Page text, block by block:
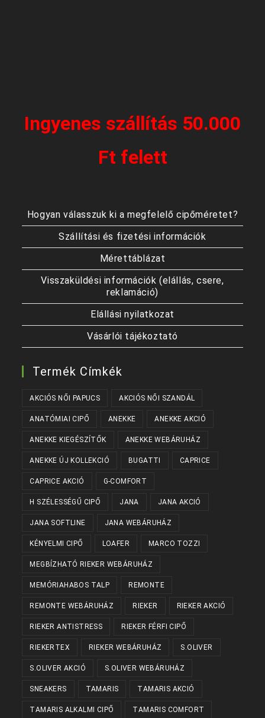
Ingyenes szállítás 50.000
Ft felett
Hogyan válasszuk ki a megfelelő cipőméretet?
Szállítási és fizetési információk
Mérettáblázat
Visszaküldési információk (elállás, csere,
reklamáció)
Elállási nyilatkozat
Vásárlói tájékoztató
Termék Címkék
AKCIÓS NŐI PAPUCS AKCIÓS NŐI SZANDÁL
ANATÓMIAI CIPŐ ANEKKE ANEKKE AKCIÓ
ANEKKE KIEGÉSZÍTŐK ANEKKE WEBÁRUHÁZ
ANEKKE ÚJ KOLLEKCIÓ BUGATTI CAPRICE
CAPRICE AKCIÓ G-COMFORT
H SZÉLESSÉGŰ CIPŐ JANA JANA AKCIÓ
JANA SOFTLINE JANA WEBÁRUHÁZ
KÉNYELMI CIPŐ LOAFER MARCO TOZZI
MEGBÍZHATÓ RIEKER WEBÁRUHÁZ
MEMÓRIAHABOS TALP REMONTE
REMONTE WEBÁRUHÁZ RIEKER RIEKER AKCIÓ
RIEKER ANTISTRESS RIEKER FÉRFI CIPŐ
RIEKERTEX RIEKER WEBÁRUHÁZ S.OLIVER
S.OLIVER AKCIÓ S.OLIVER WEBÁRUHÁZ
SNEAKERS TAMARIS TAMARIS AKCIÓ
TAMARIS ALKALMI CIPŐ TAMARIS COMFORT